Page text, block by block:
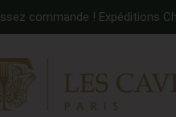
commande ! Expéditions